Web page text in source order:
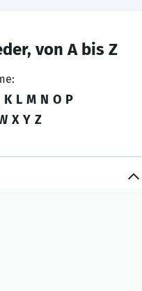
von A bis Z
K L M N O P
X Y Z